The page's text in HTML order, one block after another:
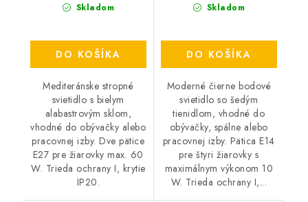
Skladom
DO KOŠÍKA
Mediteránske stropné
svietidlo s bielym
alabastrovým sklom,
vhodné do obývačky alebo
pracovnej izby. Dve pätice
E27 pre žiarovky max. 60
W. Trieda ochrany I, krytie
IP20.
Skladom
DO KOŠÍKA
Moderné čierne bodové
svietidlo so šedým
tienidlom, vhodné do
obývačky, spálne alebo
pracovnej izby. Pätica E14
pre štyri žiarovky s
maximálnym výkonom 10
W. Trieda ochrany I,...